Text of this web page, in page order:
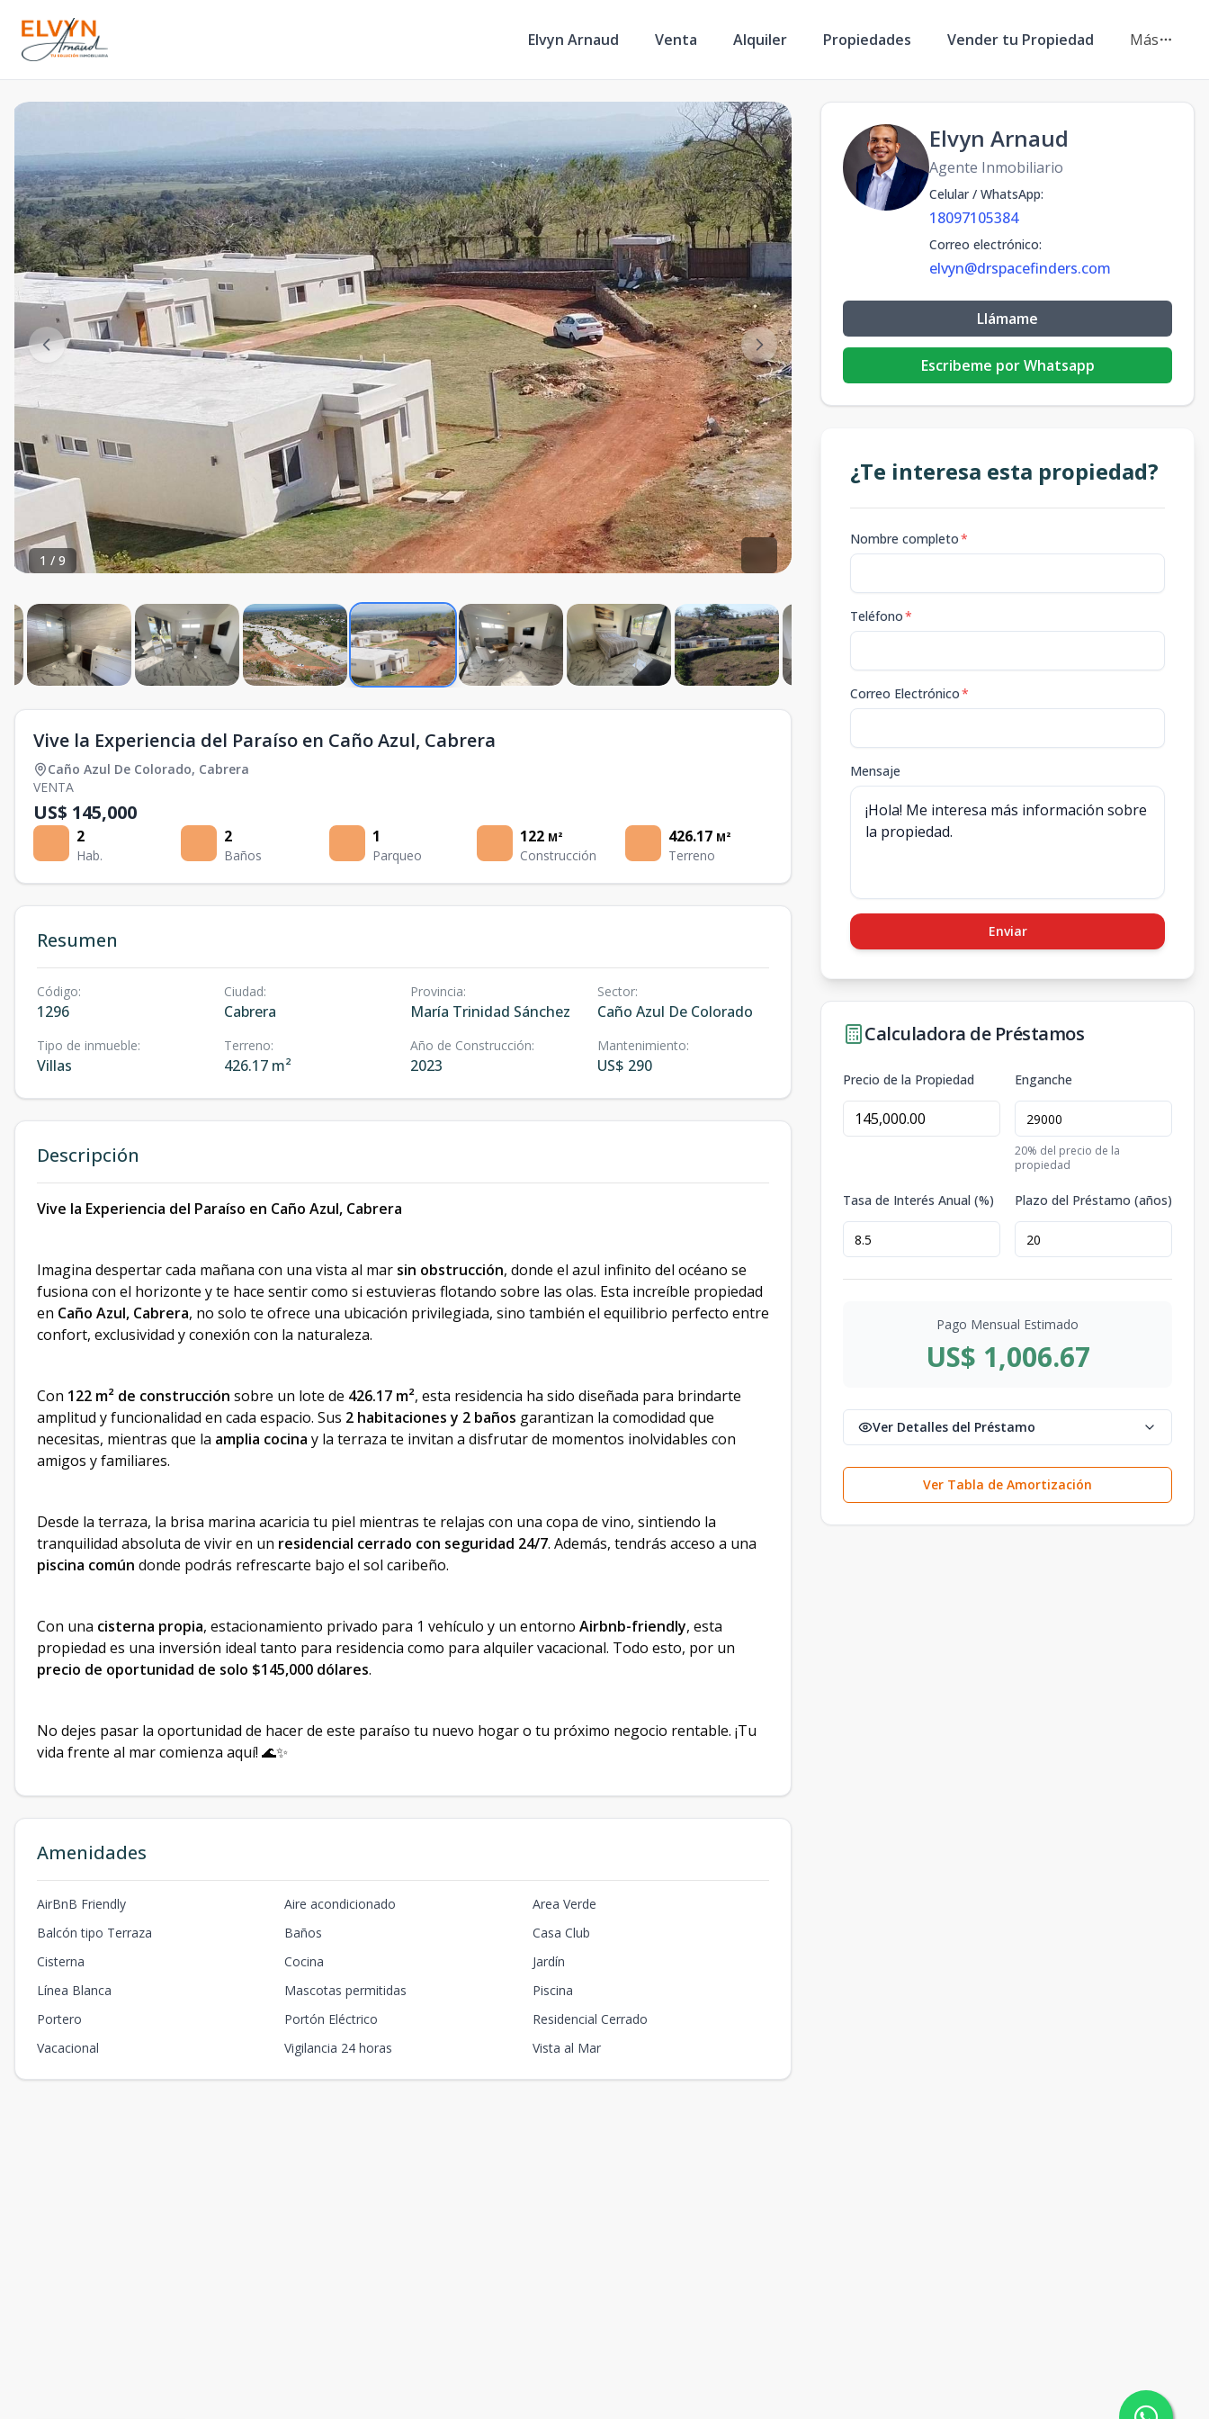
Elvyn Arnaud Venta Alquiler Propiedades Vender tu Propiedad Más
1 / 9
Vive la Experiencia del Paraíso en Caño Azul, Cabrera
Caño Azul De Colorado, Cabrera
VENTA
US$ 145,000
2
Hab.
2
Baños
1
Parqueo
122 M²
Construcción
426.17 M²
Terreno
Resumen
Código:
1296
Ciudad:
Cabrera
Provincia:
María Trinidad Sánchez
Sector:
Caño Azul De Colorado
Tipo de inmueble:
Villas
Terreno:
426.17 m²
Año de Construcción:
2023
Mantenimiento:
US$ 290
Descripción
Vive la Experiencia del Paraíso en Caño Azul, Cabrera
Imagina despertar cada mañana con una vista al mar sin obstrucción, donde el azul infinito del océano se
fusiona con el horizonte y te hace sentir como si estuvieras flotando sobre las olas. Esta increíble propiedad
en Caño Azul, Cabrera, no solo te ofrece una ubicación privilegiada, sino también el equilibrio perfecto entre
confort, exclusividad y conexión con la naturaleza.
Con 122 m² de construcción sobre un lote de 426.17 m², esta residencia ha sido diseñada para brindarte
amplitud y funcionalidad en cada espacio. Sus 2 habitaciones y 2 baños garantizan la comodidad que
necesitas, mientras que la amplia cocina y la terraza te invitan a disfrutar de momentos inolvidables con
amigos y familiares.
Desde la terraza, la brisa marina acaricia tu piel mientras te relajas con una copa de vino, sintiendo la
tranquilidad absoluta de vivir en un residencial cerrado con seguridad 24/7. Además, tendrás acceso a una
piscina común donde podrás refrescarte bajo el sol caribeño.
Con una cisterna propia, estacionamiento privado para 1 vehículo y un entorno Airbnb-friendly, esta
propiedad es una inversión ideal tanto para residencia como para alquiler vacacional. Todo esto, por un
precio de oportunidad de solo $145,000 dólares.
No dejes pasar la oportunidad de hacer de este paraíso tu nuevo hogar o tu próximo negocio rentable. ¡Tu
vida frente al mar comienza aquí! 🌊✨
Amenidades
AirBnB Friendly Aire acondicionado
Area Verde
Balcón tipo Terraza
Baños
Casa Club
Cisterna
Cocina
Jardín
Línea Blanca
Mascotas permitidas
Piscina
Portero
Portón Eléctrico
Residencial Cerrado
Vacacional
Vigilancia 24 horas Vista al Mar
Elvyn Arnaud
Agente Inmobiliario
Celular / WhatsApp:
18097105384
Correo electrónico:
elvyn@drspacefinders.com
Llámame
Escribeme por Whatsapp
¿Te interesa esta propiedad?
Nombre completo*
Teléfono*
Correo Electrónico*
Mensaje
Enviar
Calculadora de Préstamos
Precio de la Propiedad Enganche
20% del precio de la
propiedad
Tasa de Interés Anual (%) Plazo del Préstamo (años)
Pago Mensual Estimado
US$ 1,006.67
Ver Detalles del Préstamo
Ver Tabla de Amortización